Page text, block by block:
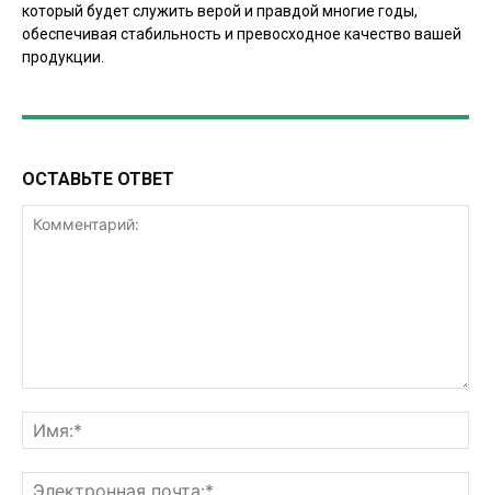
который будет служить верой и правдой многие годы,
обеспечивая стабильность и превосходное качество вашей
продукции.
ОСТАВЬТЕ ОТВЕТ